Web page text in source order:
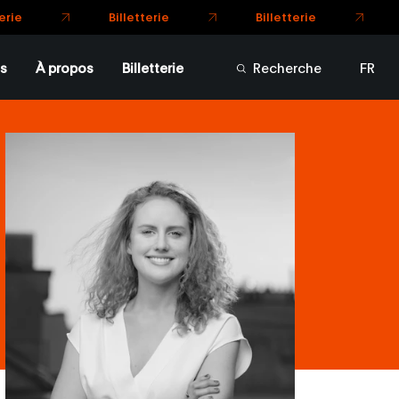
Billetterie Billetterie
À propos Billetterie Recherche
FR